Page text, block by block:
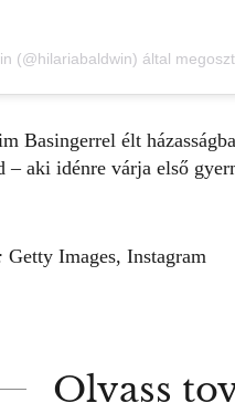
(@hilariabaldwin) által
Basingerrel élt
– aki idénre várja első
Getty Images, Instagram
Olvass